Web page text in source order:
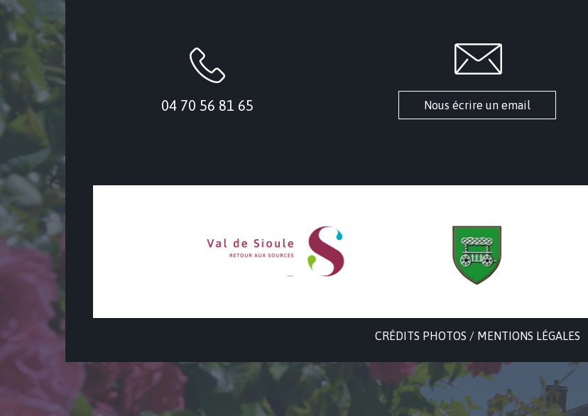
04 70 56 81 65 Nous écrire un email
CRÉDITS PHOTOS / MENTIONS LÉGALES